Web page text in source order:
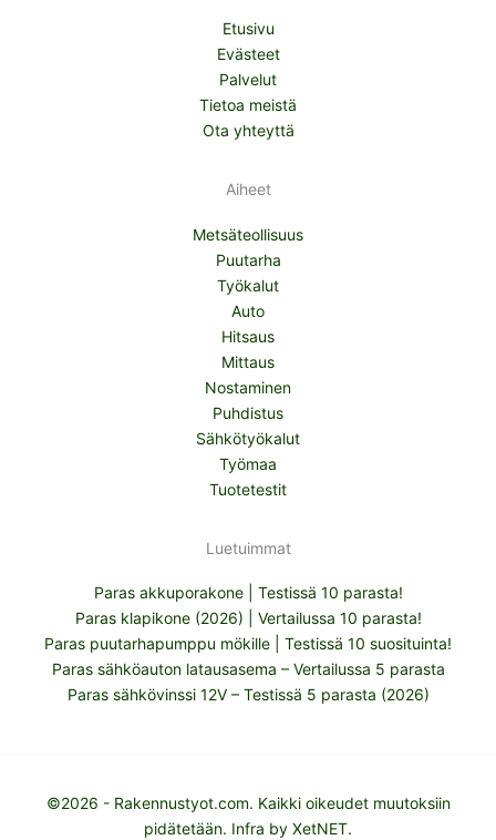
Etusivu
Evästeet
Palvelut
Tietoa meistä
Ota yhteyttä
Aiheet
Metsäteollisuus
Puutarha
Työkalut
Auto
Hitsaus
Mittaus
Nostaminen
Puhdistus
Sähkötyökalut
Työmaa
Tuotetestit
Luetuimmat
Paras akkuporakone | Testissä 10 parasta!
Paras klapikone (2026) | Vertailussa 10 parasta!
Paras puutarhapumppu mökille | Testissä 10 suosituinta!
Paras sähköauton latausasema – Vertailussa 5 parasta
Paras sähkövinssi 12V – Testissä 5 parasta (2026)
©2026 - Rakennustyot.com. Kaikki oikeudet muutoksiin
pidätetään. Infra by XetNET.